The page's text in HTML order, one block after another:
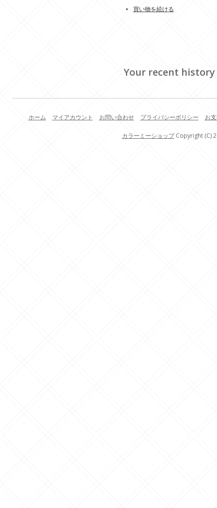
買い物を続ける
Your recent history
ホーム マイアカウント お問い合わせ プライバシーポリシー お
カラーミーショップCopyright (C)